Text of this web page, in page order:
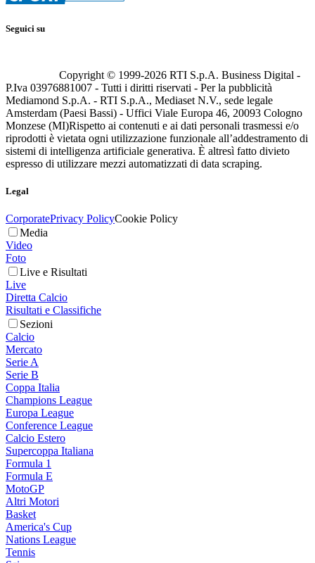
Seguici su
Copyright © 1999-2026 RTI S.p.A. Business Digital -
P.Iva 03976881007 - Tutti i diritti riservati - Per la pubblicità
Mediamond S.p.A. - RTI S.p.A., Mediaset N.V., sede legale
Amsterdam (Paesi Bassi) - Uffici Viale Europa 46, 20093 Cologno
Monzese (MI)Rispetto ai contenuti e ai dati personali trasmessi e/o
riprodotti è vietata ogni utilizzazione funzionale all’addestramento di
sistemi di intelligenza artificiale generativa. È altresì fatto divieto
espresso di utilizzare mezzi automatizzati di data scraping.
Legal
CorporatePrivacy PolicyCookie Policy
Media
Video
Foto
Live e Risultati
Live
Diretta Calcio
Risultati e Classifiche
Sezioni
Calcio
Mercato
Serie A
Serie B
Coppa Italia
Champions League
Europa League
Conference League
Calcio Estero
Supercoppa Italiana
Formula 1
Formula E
MotoGP
Altri Motori
Basket
America's Cup
Nations League
Tennis